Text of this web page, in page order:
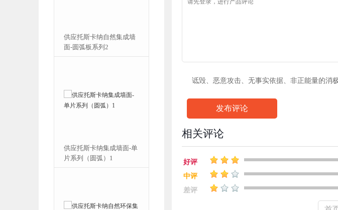
诋毁、恶意攻击、无事实依据、非正能量的消
发布评论
相关评论
好评
中评
差评
供应托斯卡纳自然集成墙
面-圆弧板系列2
供应托斯卡纳集成墙面-单
片系列（圆弧）1